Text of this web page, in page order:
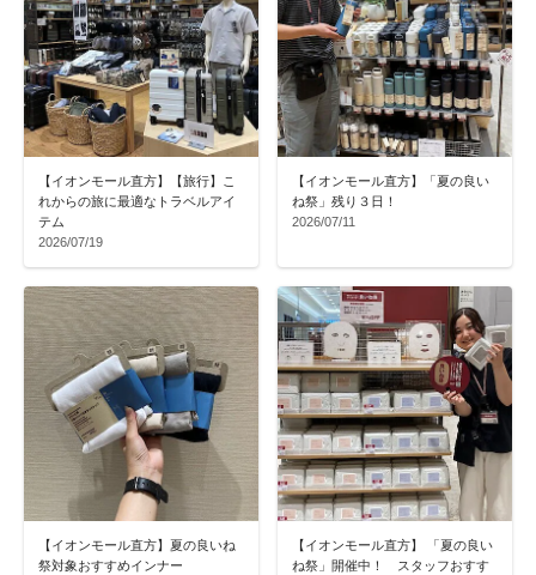
【イオンモール直方】【旅行】こ
れからの旅に最適なトラベルアイ
テム
2026/07/19
【イオンモール直方】「夏の良い
ね祭」残り３日！
2026/07/11
【イオンモール直方】夏の良いね
祭対象おすすめインナー
【イオンモール直方】 「夏の良い
ね祭」開催中！ スタッフおすす